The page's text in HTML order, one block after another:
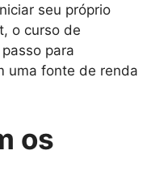
seu próprio
o curso de
para
uma fonte de renda
os